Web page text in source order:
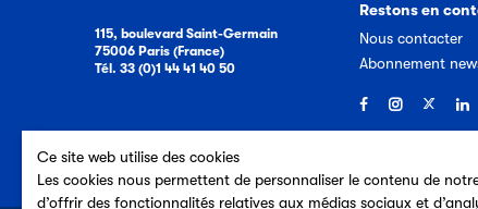
Ce site web utilise des cookies
Les cookies nous permettent de personnaliser le contenu de
d’offrir des fonctionnalités relatives aux médias sociaux et
115, boulevard Saint-Germain
75006 Paris (France)
Tél. 33 (0)1 44 41 40 50
Restons en
Nous contacter
Abonnement